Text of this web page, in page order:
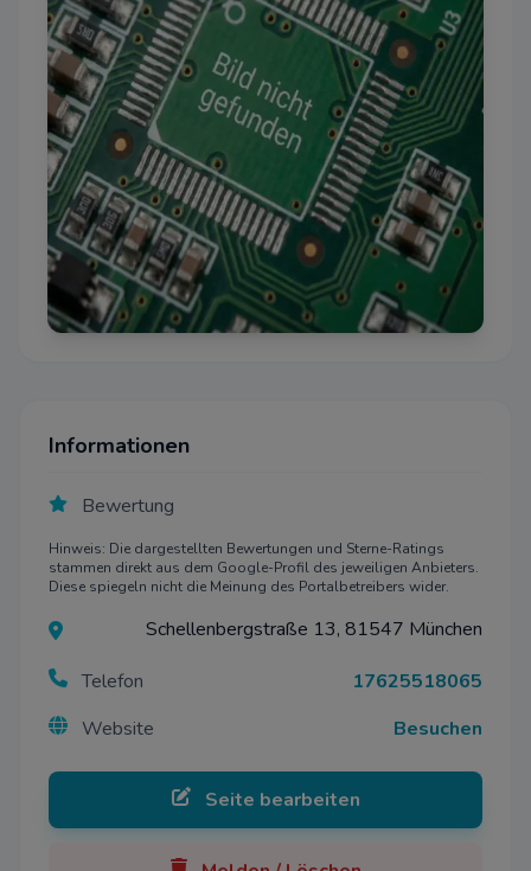
Informationen
Bewertung
Hinweis: Die dargestellten Bewertungen und Sterne-Ratings
stammen direkt aus dem Google-Profil des jeweiligen Anbieters.
Diese spiegeln nicht die Meinung des Portalbetreibers wider.
Schellenbergstraße 13, 81547 München
Telefon
17625518065
Website
Besuchen
Seite bearbeiten